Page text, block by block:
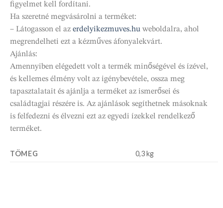
figyelmet kell fordítani.
Ha szeretné megvásárolni a terméket:
– Látogasson el az erdelyikezmuves.hu weboldalra, ahol
megrendelheti ezt a kézműves áfonyalekvárt.
Ajánlás:
Amennyiben elégedett volt a termék minőségével és ízével,
és kellemes élmény volt az igénybevétele, ossza meg
tapasztalatait és ajánlja a terméket az ismerősei és
családtagjai részére is. Az ajánlások segíthetnek másoknak
is felfedezni és élvezni ezt az egyedi ízekkel rendelkező
terméket.
TÖMEG 0,3 kg